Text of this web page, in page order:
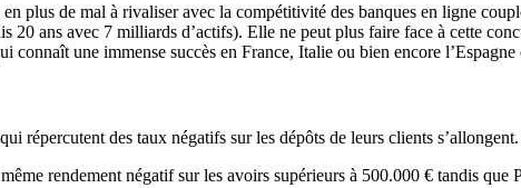
plus de mal à rivaliser avec la compétitivité des banques en ligne
20 ans avec 7 milliards d’actifs). Elle ne peut plus faire face à cette
une immense succès en France, Italie ou bien encore
répercutent des taux négatifs sur les dépôts de leurs clients s’allongent.
rendement négatif sur les avoirs supérieurs à 500.000 € tandis